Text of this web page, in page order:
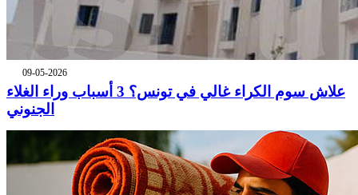
09-05-2026
علاش سوم الكراء غالي في تونس؟ 3 أسباب وراء الغلاء
الجنوني